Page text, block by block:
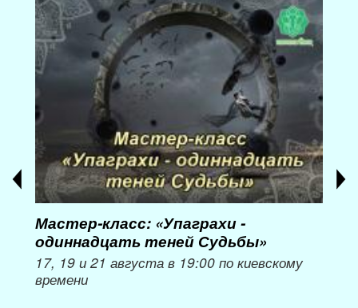
Мастер-класс: «Упаграхи -
одиннадцать теней Судьбы»
17, 19 и 21 августа в 19:00 по киевскому
времени